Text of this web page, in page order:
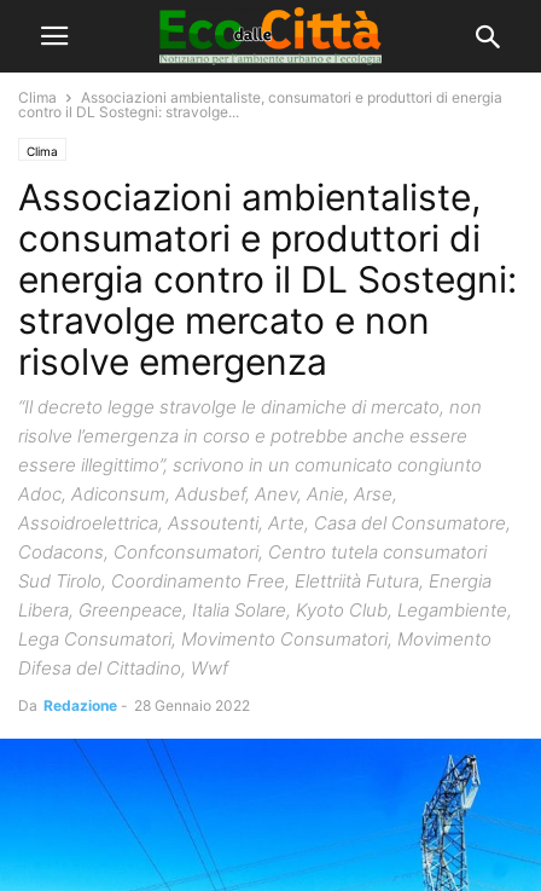
Clima
Associazioni ambientaliste, consumatori e produttori di energia
contro il DL Sostegni: stravolge...
Clima
Associazioni ambientaliste,
consumatori e produttori di
energia contro il DL Sostegni:
stravolge mercato e non
risolve emergenza
“Il decreto legge stravolge le dinamiche di mercato, non
risolve l’emergenza in corso e potrebbe anche essere
essere illegittimo”, scrivono in un comunicato congiunto
Adoc, Adiconsum, Adusbef, Anev, Anie, Arse,
Assoidroelettrica, Assoutenti, Arte, Casa del Consumatore,
Codacons, Confconsumatori, Centro tutela consumatori
Sud Tirolo, Coordinamento Free, Elettriità Futura, Energia
Libera, Greenpeace, Italia Solare, Kyoto Club, Legambiente,
Lega Consumatori, Movimento Consumatori, Movimento
Difesa del Cittadino, Wwf
Da Redazione - 28 Gennaio 2022